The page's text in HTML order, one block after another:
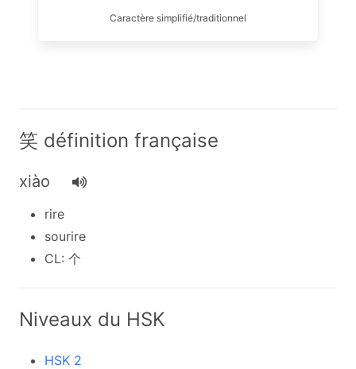
Caractère simplifié/traditionnel
笑 définition française
xiào
rire
sourire
CL: 个
Niveaux du HSK
HSK 2